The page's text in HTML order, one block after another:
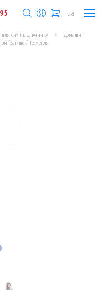
ua
сну і відпочинку >
Домашні
`Затишок` Геометрія